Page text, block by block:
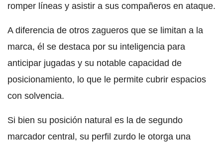
romper líneas y asistir a sus compañeros en ataque.
A diferencia de otros zagueros que se limitan a la
marca, él se destaca por su inteligencia para
anticipar jugadas y su notable capacidad de
posicionamiento, lo que le permite cubrir espacios
con solvencia.
Si bien su posición natural es la de segundo
marcador central, su perfil zurdo le otorga una